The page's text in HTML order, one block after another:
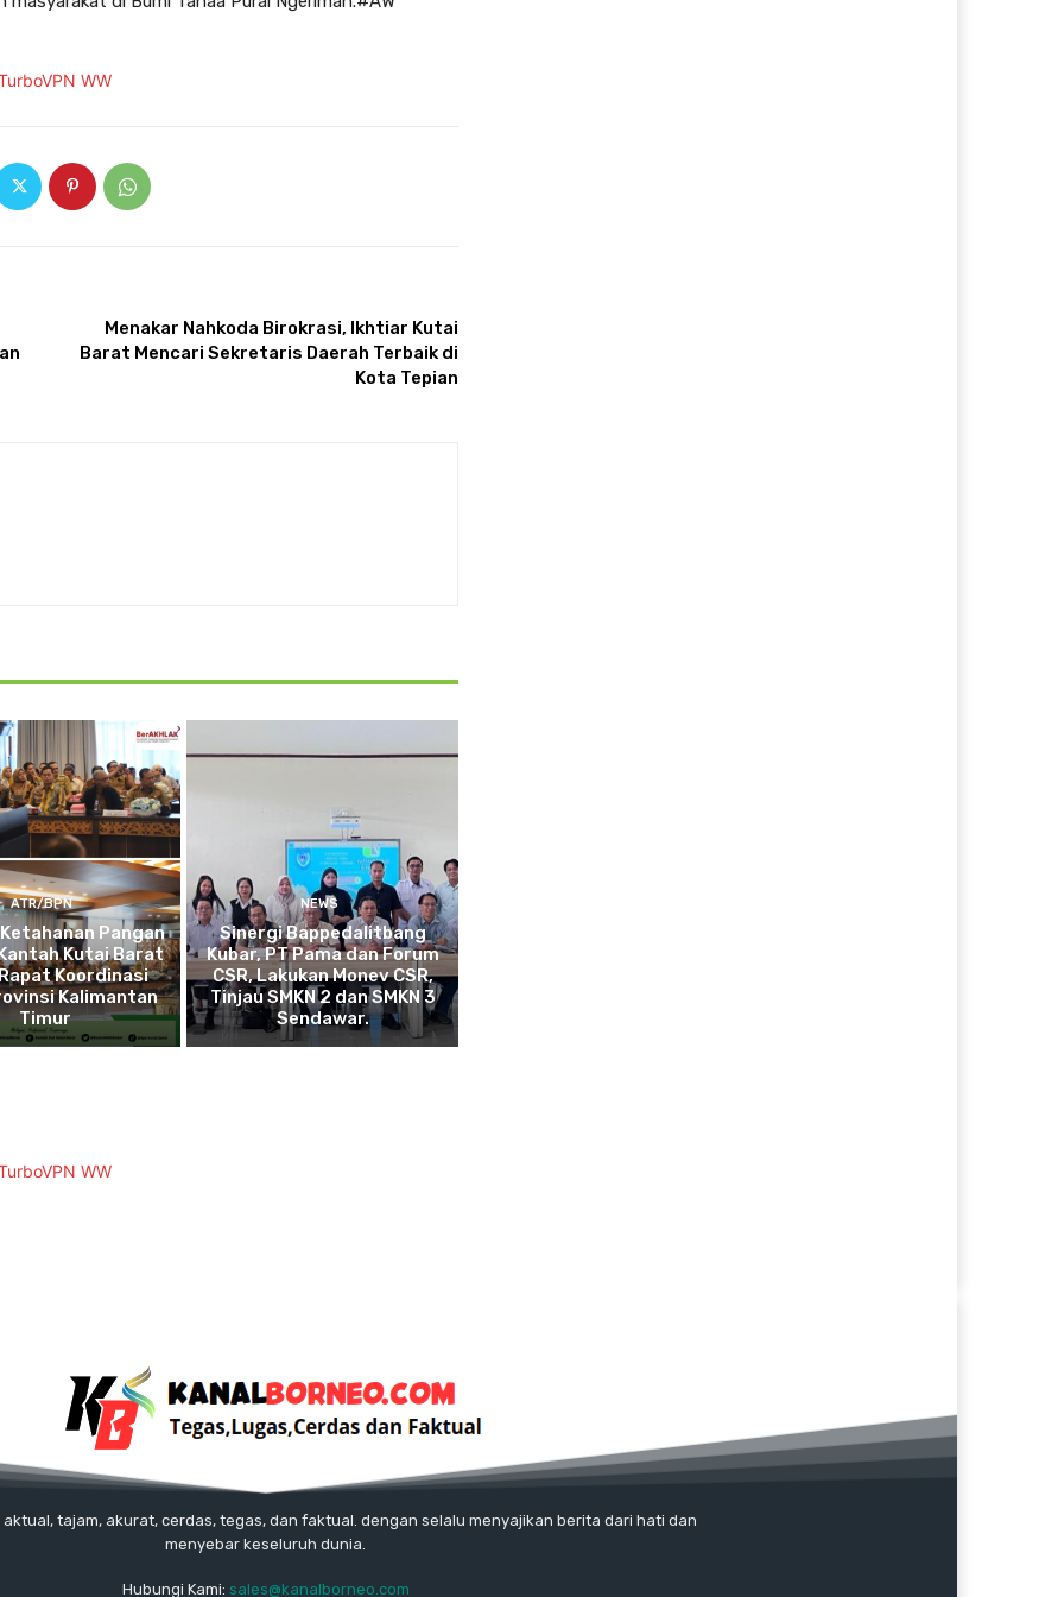
Menakar Nahkoda Birokrasi, Ikhtiar Kutai
Barat Mencari Sekretaris Daerah Terbaik di
Kota Tepian
ATR/BPN
Pangan
Kutai Barat
Koordinasi
Kalimantan
Timur
NEWS
Sinergi Bappedalitbang
Kubar, PT Pama dan Forum
CSR, Lakukan Monev CSR,
Tinjau SMKN 2 dan SMKN 3
Sendawar.
tajam, akurat, cerdas, tegas, dan faktual. dengan selalu menyajikan berita dari hati dan
menyebar keseluruh dunia.
Hubungi Kami: sales@kanalborneo.com